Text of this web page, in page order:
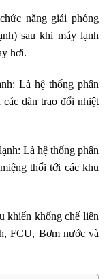
năng giải phóng
sau khi máy lạnh
hơi.
Là hệ thống phân
dàn trao đổi nhiệt
Là hệ thống phân
thổi tới các khu
khiển khống chế liên
FCU, Bơm nước và